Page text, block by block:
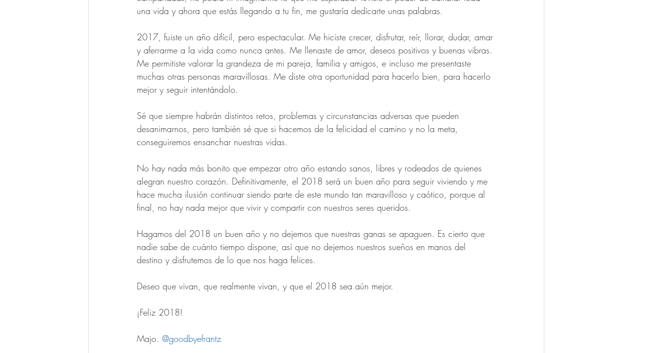
una vida y ahora que estás llegando a tu fin, me gustaría dedicarte unas palabras.
2017, fuiste un año difícil, pero espectacular. Me hiciste crecer, disfrutar, reír, llorar, dudar, amar
y aferrarme a la vida como nunca antes. Me llenaste de amor, deseos positivos y buenas vibras.
Me permitiste valorar la grandeza de mi pareja, familia y amigos, e incluso me presentaste
muchas otras personas maravillosas. Me diste otra oportunidad para hacerlo bien, para hacerlo
mejor y seguir intentándolo.
Sé que siempre habrán distintos retos, problemas y circunstancias adversas que pueden
desanimarnos, pero también sé que si hacemos de la felicidad el camino y no la meta,
conseguiremos ensanchar nuestras vidas.
No hay nada más bonito que empezar otro año estando sanos, libres y rodeados de quienes
alegran nuestro corazón. Definitivamente, el 2018 será un buen año para seguir viviendo y me
hace mucha ilusión continuar siendo parte de este mundo tan maravilloso y caótico, porque al
final, no hay nada mejor que vivir y compartir con nuestros seres queridos.
Hagamos del 2018 un buen año y no dejemos que nuestras ganas se apaguen. Es cierto que
nadie sabe de cuánto tiempo dispone, así que no dejemos nuestros sueños en manos del
destino y disfrutemos de lo que nos haga felices.
Deseo que vivan, que realmente vivan, y que el 2018 sea aún mejor.
¡Feliz 2018!
Majo. @goodbyefrantz